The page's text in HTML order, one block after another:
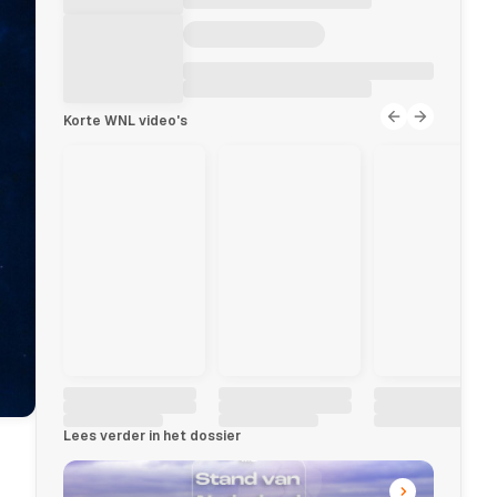
Korte WNL video's
Lees verder in het dossier